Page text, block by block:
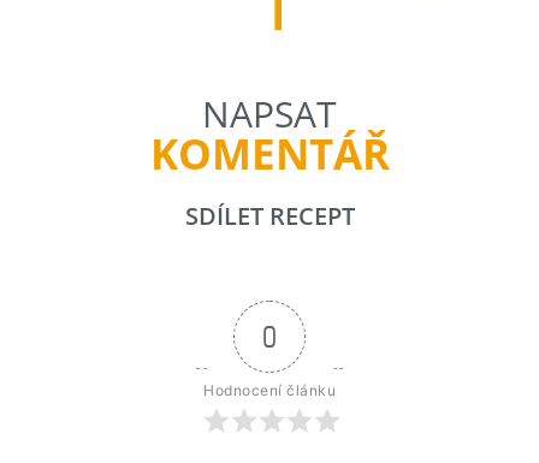
NAPSAT
KOMENTÁŘ
SDÍLET RECEPT
0
Hodnocení článku